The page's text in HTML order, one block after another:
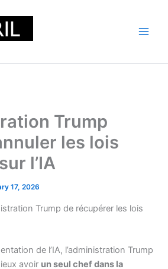
Trump
les lois
l’IA
17, 2026
Trump de récupérer les lois
de l’IA, l’administration Trump
avoir un seul chef dans la